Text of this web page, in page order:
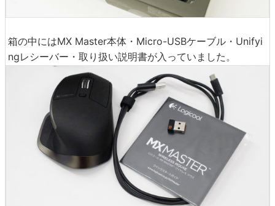
箱の中にはMX Master本体・Micro-USBケーブル・Unifyi
ngレシーバー・取り扱い説明書が入っていました。